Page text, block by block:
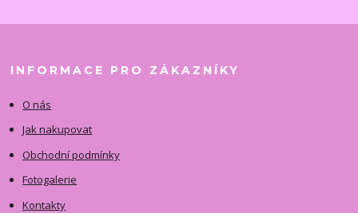
INFORMACE PRO ZÁKAZNÍKY
O nás
Jak nakupovat
Obchodní podmínky
Fotogalerie
Kontakty